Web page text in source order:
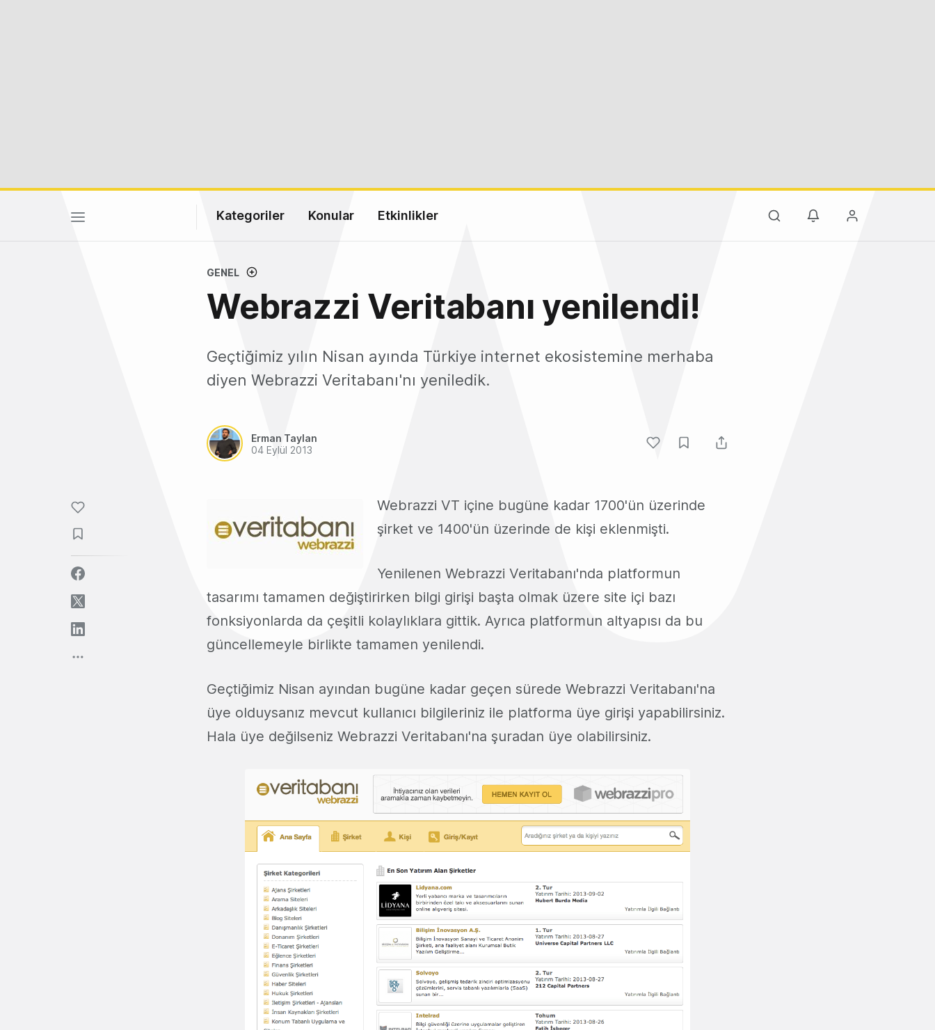
Kategoriler Konular Etkinlikler
GENEL
Webrazzi Veritabanı yenilendi!
Geçtiğimiz yılın Nisan ayında Türkiye internet ekosistemine merhaba
diyen Webrazzi Veritabanı'nı yeniledik.
Erman Taylan
04 Eylül 2013
Webrazzi VT içine bugüne kadar 1700'ün üzerinde
şirket ve 1400'ün üzerinde de kişi eklenmişti.
Yenilenen Webrazzi Veritabanı'nda platformun
tasarımı tamamen değiştirirken bilgi girişi başta olmak üzere site içi bazı
fonksiyonlarda da çeşitli kolaylıklara gittik. Ayrıca platformun altyapısı da bu
güncellemeyle birlikte tamamen yenilendi.
Geçtiğimiz Nisan ayından bugüne kadar geçen sürede Webrazzi Veritabanı'na
üye olduysanız mevcut kullanıcı bilgileriniz ile platforma üye girişi yapabilirsiniz.
Hala üye değilseniz Webrazzi Veritabanı'na şuradan üye olabilirsiniz.